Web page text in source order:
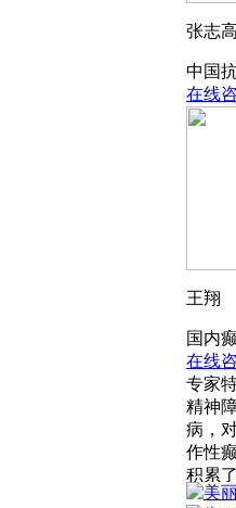
在线咨
张志高
中国
在线
王翔
国内
在线
专家
精神
病，
作性
积累
治疗